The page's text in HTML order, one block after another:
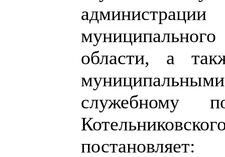
области, а
служебному
постановляет: